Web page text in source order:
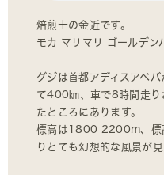
焙煎士の金近です。
モカ マリマリ ゴールデン
グジは首都アディスアベ
て400㎞、車で8時間走り
たところにあります。
標高は1800⁻2200m、標
りとても幻想的な風景が見